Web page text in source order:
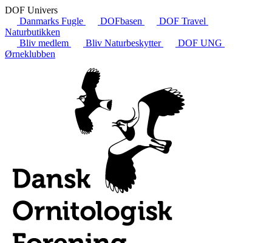
DOF Univers
Danmarks Fugle
DOFbasen
DOF Travel
Naturbutikken
Bliv medlem
Bliv Naturbeskytter
DOF UNG
Ørneklubben